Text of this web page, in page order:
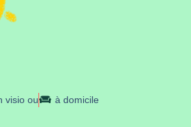
visio ou à domicile